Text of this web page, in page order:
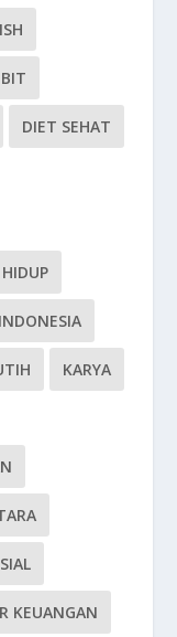
DIET SEHAT
INDONESIA
KARYA
KEUANGAN